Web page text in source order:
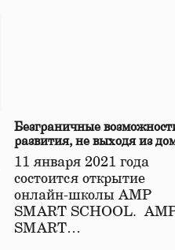
Безграничные
развития, не выходя из
11 января 2021 года
состоится открытие
онлайн-школы АМР
SMART SCHOOL.
SMART…